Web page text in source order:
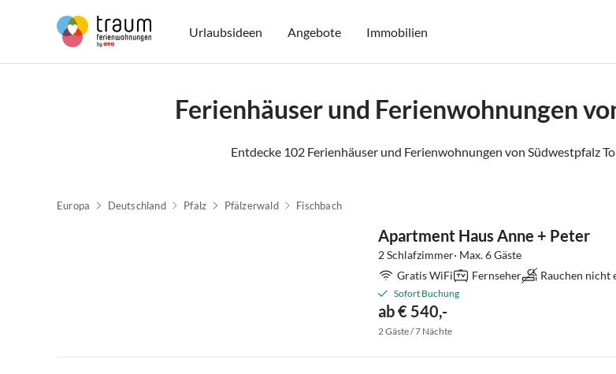
Urlaubsideen Angebote Immobilien
Ferienhäuser und Ferienwohnungen
Entdecke 102 Ferienhäuser und Ferienwohnungen von Südwestpfalz
Europa Deutschland Pfalz Pfälzerwald Fischbach
Apartment Haus Anne + Peter
2 Schlafzimmer· Max. 6 Gäste
Gratis WiFi
Fernseher Rauchen nicht
Sofort Buchung
ab € 540,-
2 Gäste / 7 Nächte